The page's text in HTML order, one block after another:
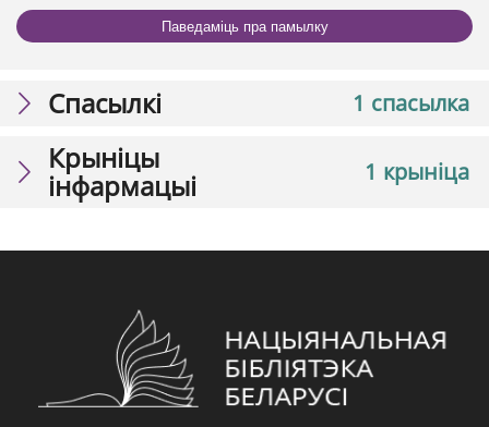
Паведаміць пра памылку
1 спасылка
Спасылкі
1 крыніца
Крыніцы
інфармацыі